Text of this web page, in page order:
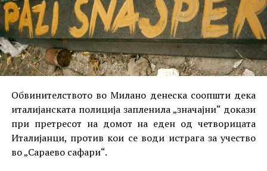
Обвинителството во Милано денеска соопшти дека
италијанската полиција запленила „значајни“ докази
при претресот на домот на еден од четворицата
Италијанци, против кои се води истрага за учество
во „Сараево сафари“.